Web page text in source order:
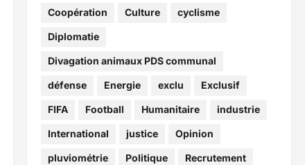
Coopération Culture cyclisme
Diplomatie
Divagation animaux PDS communal
défense Energie exclu Exclusif
FIFA Football Humanitaire industrie
International justice Opinion
pluviométrie Politique Recrutement